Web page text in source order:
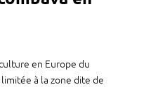
en Europe du
à la zone dite de